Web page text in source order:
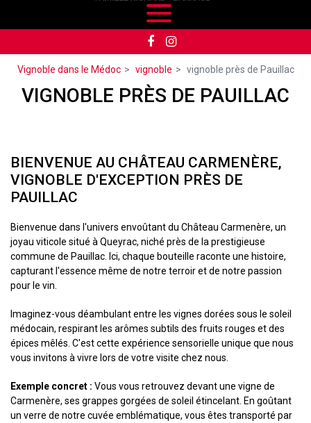
Vignoble dans le Médoc vignoble vignoble près de Pauillac
VIGNOBLE PRÈS DE PAUILLAC
BIENVENUE AU CHÂTEAU CARMENÈRE,
VIGNOBLE D'EXCEPTION PRÈS DE
PAUILLAC
Bienvenue dans l'univers envoûtant du Château Carmenère, un
joyau viticole situé à Queyrac, niché près de la prestigieuse
commune de Pauillac. Ici, chaque bouteille raconte une histoire,
capturant l'essence même de notre terroir et de notre passion
pour le vin.
Imaginez-vous déambulant entre les vignes dorées sous le soleil
médocain, respirant les arômes subtils des fruits rouges et des
épices mêlés. C'est cette expérience sensorielle unique que nous
vous invitons à vivre lors de votre visite chez nous.
Exemple concret : Vous vous retrouvez devant une vigne de
Carmenère, ses grappes gorgées de soleil étincelant. En goûtant
un verre de notre cuvée emblématique, vous êtes transporté par